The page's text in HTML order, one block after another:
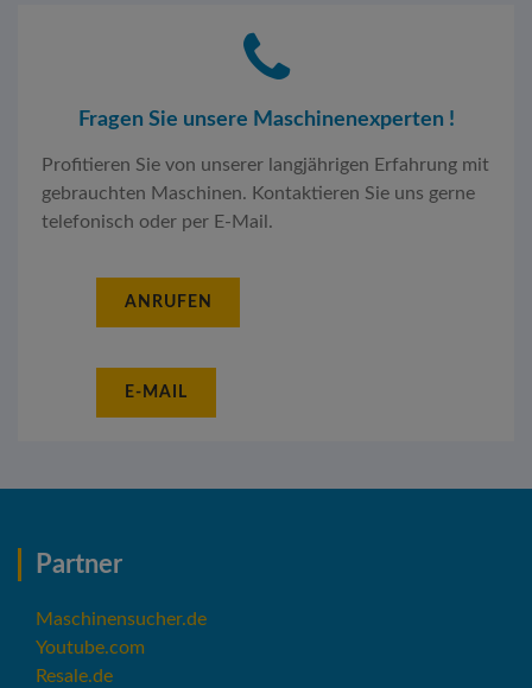
Fragen Sie unsere Maschinenexperten !
Profitieren Sie von unserer langjährigen Erfahrung mit
gebrauchten Maschinen. Kontaktieren Sie uns gerne
telefonisch oder per E-Mail.
ANRUFEN
E-MAIL
Partner
Maschinensucher.de
Youtube.com
Resale.de